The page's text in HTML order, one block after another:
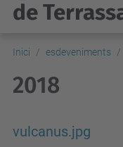
de
Inici esdeveniments
2018
vulcanus.jpg